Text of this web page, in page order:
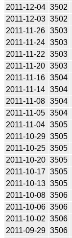
2011-12-04 3502
2011-12-03 3502
2011-11-26 3503
2011-11-24 3503
2011-11-22
3503
2011-11-20 3503
2011-11-16 3504
2011-11-14 3504
2011-11-08 3504
2011-11-05 3504
2011-11-04 3505
2011-10-29 3505
2011-10-25 3505
2011-10-20 3505
2011-10-17 3505
2011-10-13 3505
2011-10-08 3506
2011-10-06 3506
2011-10-02 3506
2011-09-29 3506